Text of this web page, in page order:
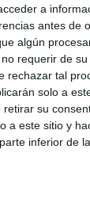
a
antes de
algún
requerir de
rechazar tal
solo a
su
a este sitio y
inferior de